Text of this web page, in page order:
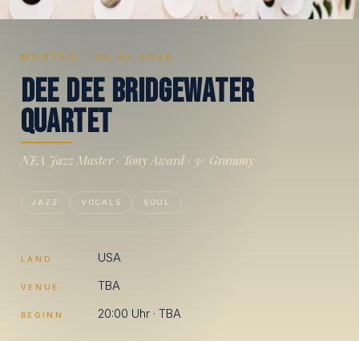
MONTAG · 20.07.2026
Dee Dee Bridgewater
Quartet
NEA Jazz Master · Tony Award · 3× Grammy
JAZZ VOCALS SOUL
LAND USA
VENUE TBA
BEGINN 20:00 Uhr · TBA